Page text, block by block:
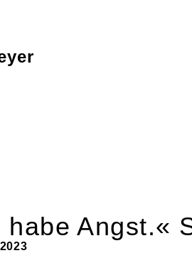
Nora
habe Angst.«